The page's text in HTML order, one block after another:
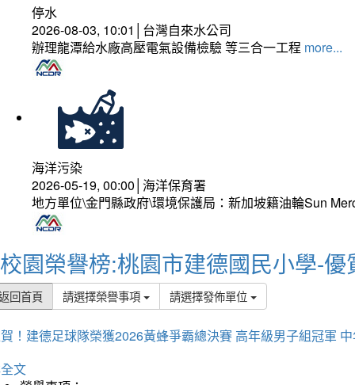
停水
2026-08-03, 10:01│台灣自來水公司
辦理龍潭給水廠高壓電氣設備檢驗 等三合一工程 more...
海洋污染
2026-05-19, 00:00│海洋保育署
地方單位\金門縣政府\環境保護局：新加坡籍油輪Sun
校園榮譽榜:桃園市建德國民小學-優
回首頁 請選擇榮譽事項 請選擇發佈單位
！建德足球隊榮獲2026黃蜂爭霸總決賽 高年級男子組冠軍
文